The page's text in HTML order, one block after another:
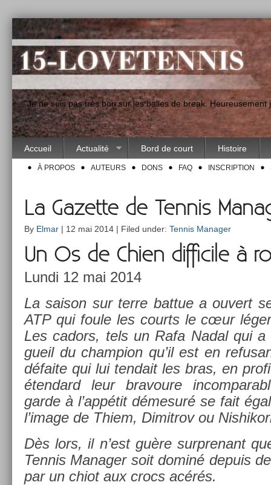
"Je ne suis pas très bon sur les balles de break.
Accueil Actualité Bord de court Histoire
À PROPOS AUTEURS DONS FAQ INSCRIPTION
La Gazette de Tennis
By Elmar | 12 mai 2014 | Filed under: Tennis Manager
Un Os de Chien dif­ficile à
Lundi 12 mai 2014
La saison sur terre bat­tue a ouvert
ATP qui foule les co­urts le cœur
Les cadors, tels un Rafa Nadal qui
gueil du champ­ion qu’il est en
défaite qui lui ten­dait les bras, en
éten­dard leur bravoure
garde à l’appétit démesuré se fait
l’image de Thiem, Di­mit­rov ou
Dès lors, il n’est guère sur­prenant
Ten­nis Man­ag­er soit dominé de­puis
par un chiot aux crocs acérés.